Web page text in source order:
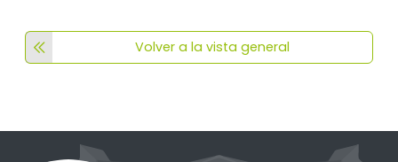
Volver a la vista general